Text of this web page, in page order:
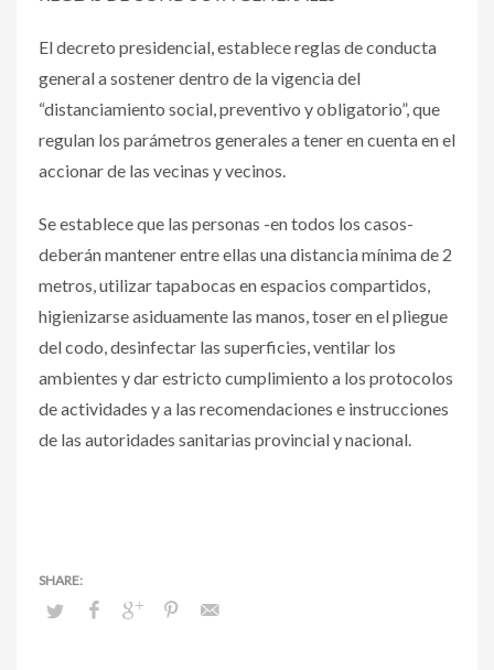
El decreto presidencial, establece reglas de conducta
general a sostener dentro de la vigencia del
“distanciamiento social, preventivo y obligatorio”, que
regulan los parámetros generales a tener en cuenta en el
accionar de las vecinas y vecinos.
Se establece que las personas -en todos los casos-
deberán mantener entre ellas una distancia mínima de 2
metros, utilizar tapabocas en espacios compartidos,
higienizarse asiduamente las manos, toser en el pliegue
del codo, desinfectar las superficies, ventilar los
ambientes y dar estricto cumplimiento a los protocolos
de actividades y a las recomendaciones e instrucciones
de las autoridades sanitarias provincial y nacional.